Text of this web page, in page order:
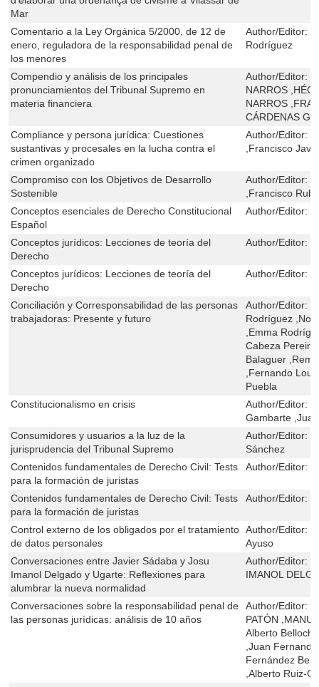
Mar
Comentario a la Ley Orgánica 5/2000, de 12 de
enero, reguladora de la responsabilidad penal de
los menores
Author/Editor:
Rodríguez
Compendio y análisis de los principales
pronunciamientos del Tribunal Supremo en
materia financiera
Author/Editor:
NARROS
NARROS
CÁRDENAS
Compliance y persona jurídica: Cuestiones
sustantivas y procesales en la lucha contra el
crimen organizado
Author/Editor:
,Francisco
Compromiso con los Objetivos de Desarrollo
Sostenible
Author/Editor:
,Francisco
Conceptos esenciales de Derecho Constitucional
Español
Author/Editor:
Conceptos jurídicos: Lecciones de teoría del
Derecho
Author/Editor:
Conceptos jurídicos: Lecciones de teoría del
Derecho
Author/Editor:
Conciliación y Corresponsabilidad de las personas
trabajadoras: Presente y futuro
Author/Editor:
Rodríguez
,Emma
Cabeza
Balaguer
,Fernando
Puebla
Constitucionalismo en crisis
Author/Editor:
Gambarte
Consumidores y usuarios a la luz de la
jurisprudencia del Tribunal Supremo
Author/Editor:
Sánchez
Contenidos fundamentales de Derecho Civil: Tests
para la formación de juristas
Author/Editor:
Contenidos fundamentales de Derecho Civil: Tests
para la formación de juristas
Author/Editor:
Control externo de los obligados por el tratamiento
de datos personales
Author/Editor:
Ayuso
Conversaciones entre Javier Sádaba y Josu
Imanol Delgado y Ugarte: Reflexiones para
alumbrar la nueva normalidad
Author/Editor:
IMANOL
Conversaciones sobre la responsabilidad penal de
las personas jurídicas: análisis de 10 años
Author/Editor:
PATÓN
Alberto Belloch
,Juan
Fernández
,Alberto Ruiz-